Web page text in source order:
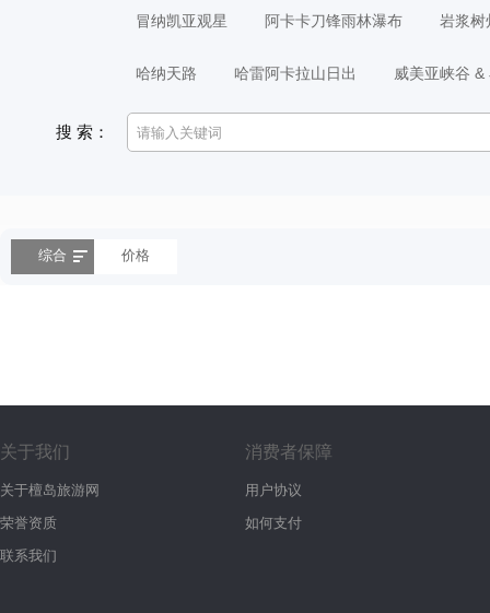
冒纳凯亚观星 阿卡卡刀锋雨林瀑布 岩浆树
哈纳天路 哈雷阿卡拉山日出 威美亚峡谷 &
搜 索：
综合 价格
关于我们
关于檀岛旅游网
荣誉资质
联系我们
消费者保障
用户协议
如何支付